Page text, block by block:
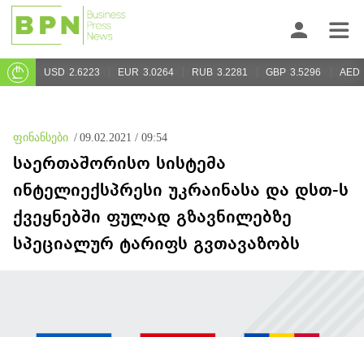
USD 2.6223 EUR 3.0264 RUB 3.2281 GBP 3.5296 AED
ფინანსები / 09.02.2021 / 09:54
საერთაშორისო სისტემა
ინტელიექსპრესი უკრაინასა და დსთ-ს
ქვეყნებში ფულად გზავნილებზე
სპეციალურ ტარიფს გვთავაზობს